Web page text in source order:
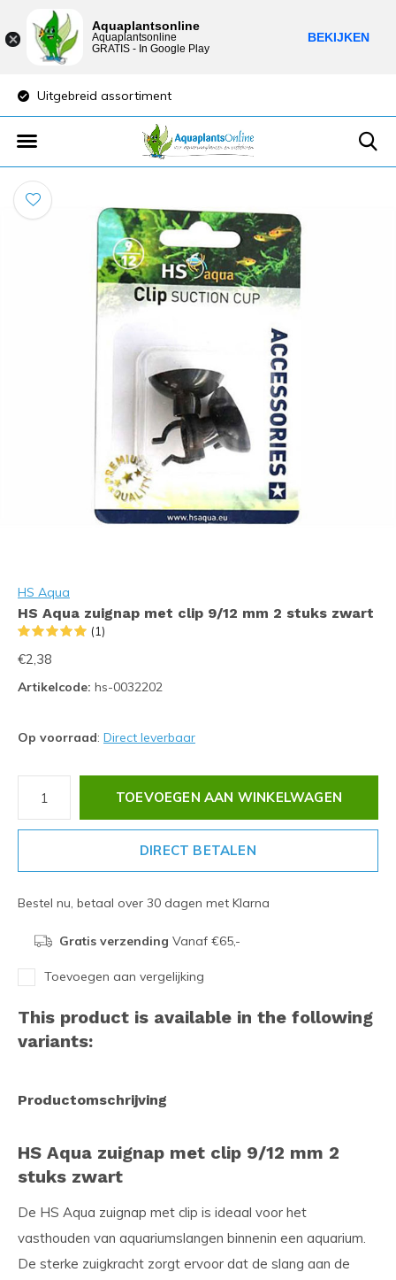
Uitgebreid assortiment
HS Aqua
HS Aqua zuignap met clip 9/12 mm 2 stuks zwart
(1)
€2,38
Artikelcode: hs-0032202
Op voorraad: Direct leverbaar
TOEVOEGEN AAN WINKELWAGEN
DIRECT BETALEN
Bestel nu, betaal over 30 dagen met Klarna
Gratis verzending Vanaf €65,-
Toevoegen aan vergelijking
This product is available in the following
variants:
Productomschrijving
HS Aqua zuignap met clip 9/12 mm 2
stuks zwart
De HS Aqua zuignap met clip is ideaal voor het
vasthouden van aquariumslangen binnenin een aquarium.
De sterke zuigkracht zorgt ervoor dat de slang aan de
Aquaplantsonline
Aquaplantsonline
GRATIS - In Google Play
BEKIJKEN